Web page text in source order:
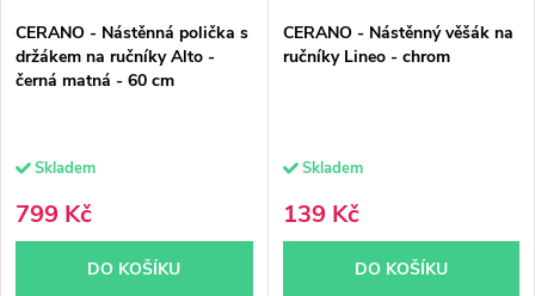
CERANO - Nástěnná polička s
držákem na ručníky Alto -
černá matná - 60 cm
Skladem
799 Kč
DO KOŠÍKU
CERANO - Nástěnný věšák na
ručníky Lineo - chrom
Skladem
139 Kč
DO KOŠÍKU